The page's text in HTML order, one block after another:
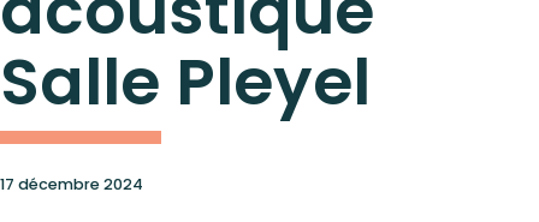
Concerts
Catalogue
Salle Pleyel
17 décembre 2024
cliquez ici